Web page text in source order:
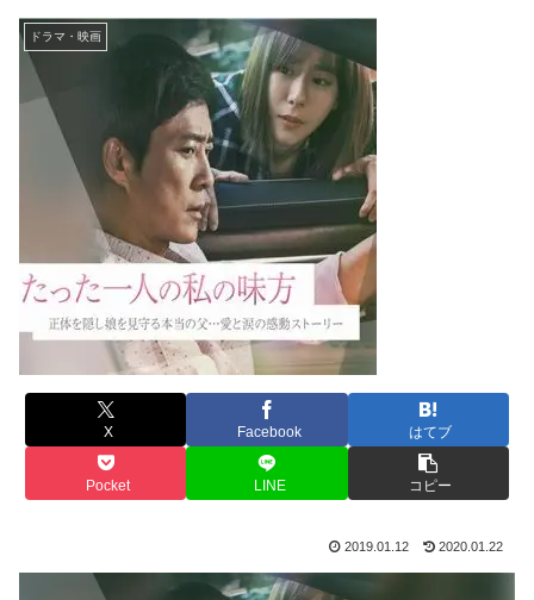
ドラマ・映画
X Facebook はてブ
Pocket LINE コピー
2019.01.12 2020.01.22